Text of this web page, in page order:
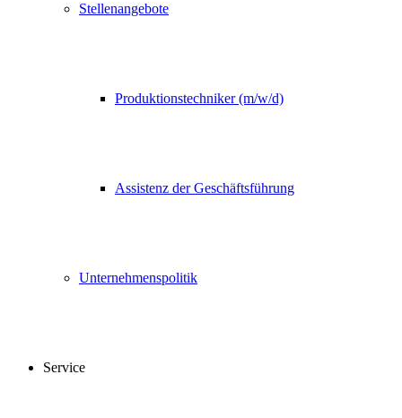
Stellenangebote
Produktionstechniker (m/w/d)
Assistenz der Geschäftsführung
Unternehmenspolitik
Service